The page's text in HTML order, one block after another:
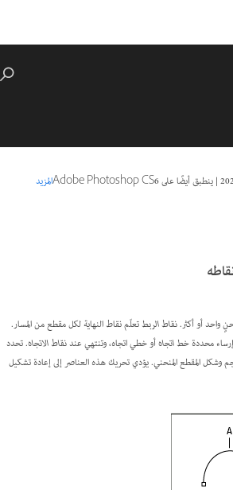
|ينطبق أيضًا على Adobe Photoshop CS6 المزيد
واحد أو أكثر.نقاط الربطتعلّم نقاط النهاية لكل مقطع من المسار.
محددةخط اتجاهأو خطي اتجاه، وتنتهي عندنقاط الاتجاه‎. تحدد
وشكل المقطع المنحني. يؤدي تحريك هذه العناصر إلى إعادة تشكيل